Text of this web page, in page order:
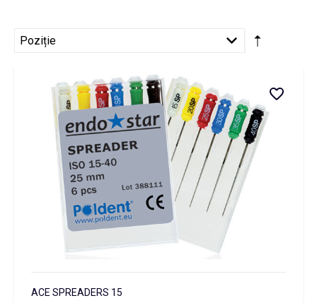
ACE SPREADERS 15